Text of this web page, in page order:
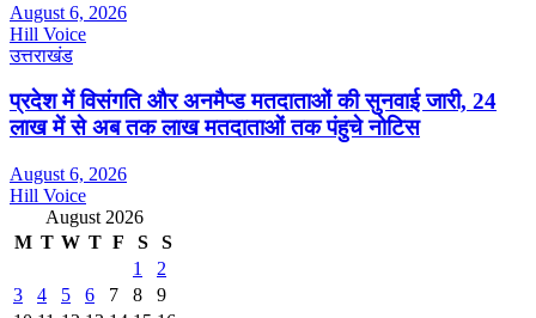
August 6, 2026
Hill Voice
उत्तराखंड
प्रदेश में विसंगति और अनमैप्ड मतदाताओं की सुनवाई जारी, 24
लाख में से अब तक लाख मतदाताओं तक पंहुचे नोटिस
August 6, 2026
Hill Voice
August 2026
M T W T F S
S
1
2
3
4 5 6 7 8
9